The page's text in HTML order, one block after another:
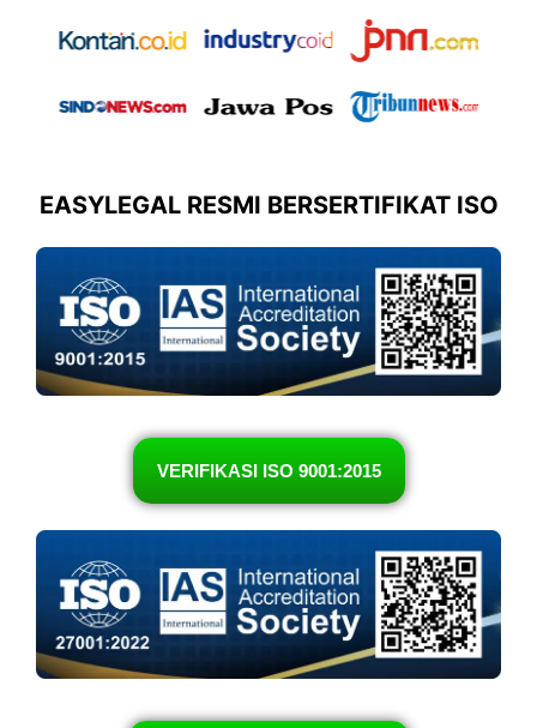
EASYLEGAL RESMI BERSERTIFIKAT ISO
VERIFIKASI ISO 9001:2015